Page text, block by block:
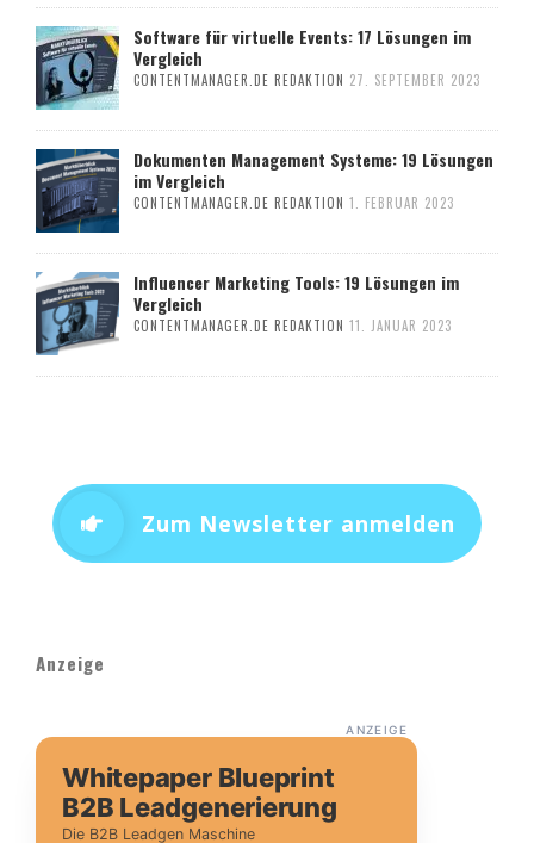
Software für virtuelle Events: 17 Lösungen im
Vergleich
CONTENTMANAGER.DE REDAKTION 27. SEPTEMBER 2023
Dokumenten Management Systeme: 19 Lösungen
im Vergleich
CONTENTMANAGER.DE REDAKTION 1. FEBRUAR 2023
Influencer Marketing Tools: 19 Lösungen im
Vergleich
CONTENTMANAGER.DE REDAKTION 11. JANUAR 2023
Zum Newsletter anmelden
Anzeige